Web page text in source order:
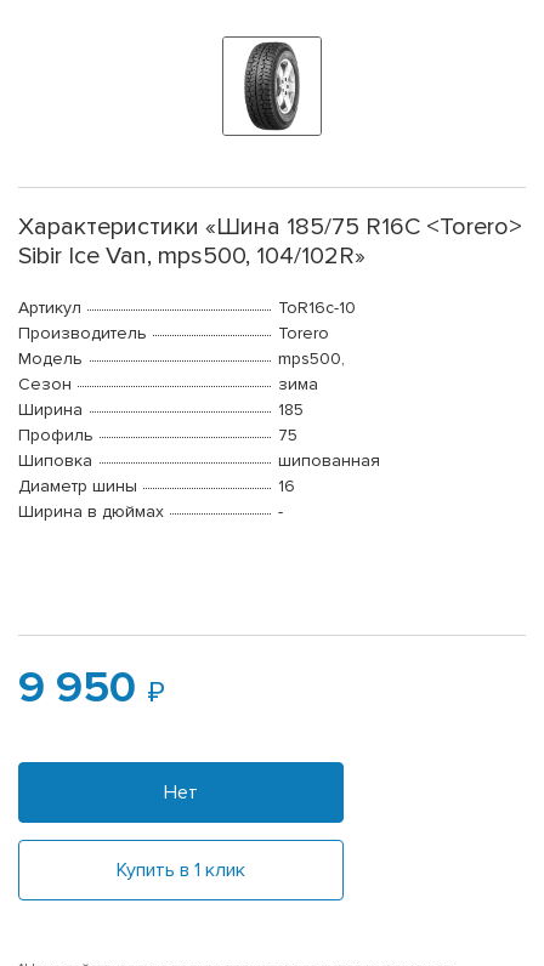
Характеристики «Шина 185/75 R16C <Torero>
Sibir Ice Van, mps500, 104/102R»
Артикул
ToR16c-10
Производитель
Torero
Модель
mps500,
Сезон
зима
Ширина
185
Профиль
75
Шиповка
шипованная
Диаметр шины
16
Ширина в дюймах
-
9 950
Нет
Купить в 1 клик